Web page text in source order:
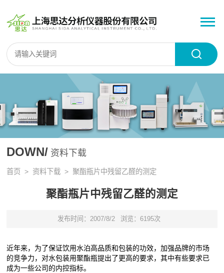
DOWN/ 资料下载
首页 > 资料下载 > 聚酯瓶片中残留乙醛的测定
聚酯瓶片中残留乙醛的测定
发布时间：2007/8/2 浏览：6195次
近年来，为了保证饮用水泊高品质和包装的功效，加强品牌的市场
的竞争力，对水包装用聚酯瓶提出了更高的要求，其中有些要求已
成为一些公司的内控指标。